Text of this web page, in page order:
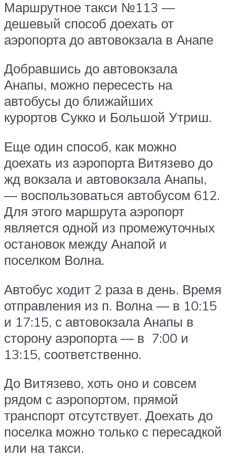
Маршрутное такси №113 —
дешевый способ доехать от
аэропорта до автовокзала в Анапе
Добравшись до автовокзала
Анапы, можно пересесть на
автобусы до ближайших
курортов Сукко и Большой Утриш.
Еще один способ, как можно
доехать из аэропорта Витязево до
жд вокзала и автовокзала Анапы,
— воспользоваться автобусом 612.
Для этого маршрута аэропорт
является одной из промежуточных
остановок между Анапой и
поселком Волна.
Автобус ходит 2 раза в день. Время
отправления из п. Волна — в 10:15
и 17:15, с автовокзала Анапы в
сторону аэропорта — в 7:00 и
13:15, соответственно.
До Витязево, хоть оно и совсем
рядом с аэропортом, прямой
транспорт отсутствует. Доехать до
поселка можно только с пересадкой
или на такси.